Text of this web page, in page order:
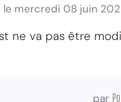
le mercredi 08 juin
ne va pas être
par